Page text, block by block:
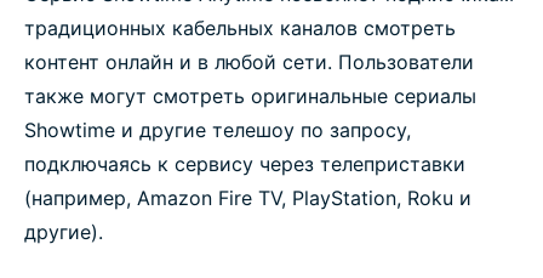
традиционных кабельных каналов смотреть
контент онлайн и в любой сети. Пользователи
также могут смотреть оригинальные сериалы
Showtime и другие телешоу по запросу,
подключаясь к сервису через телеприставки
(например, Amazon Fire TV, PlayStation, Roku и
другие).